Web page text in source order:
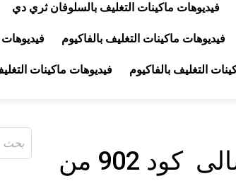
فيديوهات ماكينات التغليف بالسلوفان ثري دي
فيديوهات ماكينات التغليف بالفاكيوم
التغليف بالفاكيوم فيديوهات ماكينات
ماكينه تعبئه حبوب ومكسرات وتسالى ‏ كود 902 من
عن: